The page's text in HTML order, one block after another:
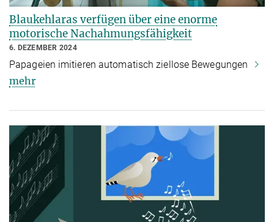
Blaukehlaras verfügen über eine enorme
motorische Nachahmungsfähigkeit
6. DEZEMBER 2024
Papageien imitieren automatisch ziellose Bewegungen
mehr